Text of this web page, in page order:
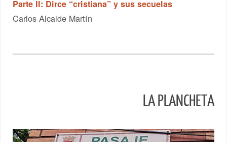
Parte II: Dirce “cristiana” y sus secuelas
Carlos Alcalde Martín
LA PLANCHETA